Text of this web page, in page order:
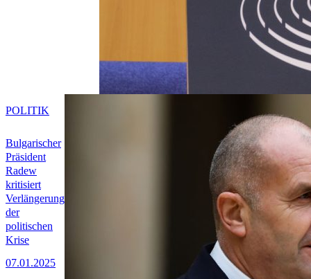
Bulgarischer
Präsident
Radew
kritisiert
Verlängerung
der
politischen
Krise
07.01.2025
POLITIK